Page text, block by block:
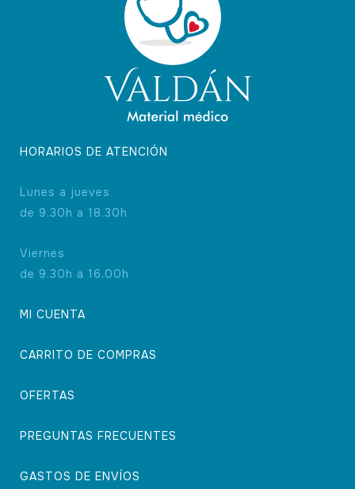
HORARIOS DE ATENCIÓN
Lunes a jueves
de 9.30h a 18.30h
Viernes
de 9.30h a 16.00h
MI CUENTA
CARRITO DE COMPRAS
OFERTAS
PREGUNTAS FRECUENTES
GASTOS DE ENVÍOS